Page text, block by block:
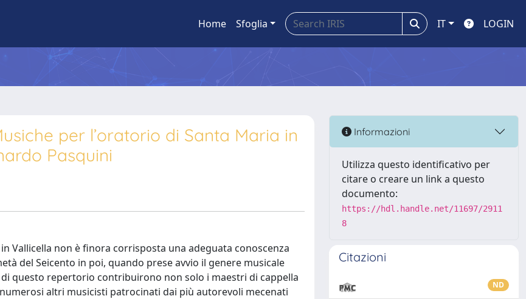
Home Sfoglia IT LOGIN
per l’oratorio di Santa Maria in
Pasquini
Vallicella non è finora corrisposta una adeguata conoscenza
del Seicento in poi, quando prese avvio il genere musicale
questo repertorio contribuirono non solo i maestri di cappella
altri musicisti patrocinati dai più autorevoli mecenati
Informazioni
Utilizza questo identificativo per
citare o creare un link a questo
documento:
https://hdl.handle.net/11697/2911
8
Citazioni
ND